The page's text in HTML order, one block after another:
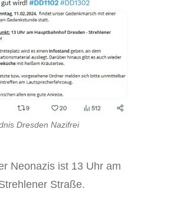
Dresden Nazifrei
Neonazis ist 13 Uhr am
Straße.